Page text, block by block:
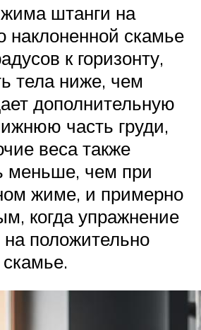
штанги на
наклоненной скамье
к горизонту,
тела ниже, чем
дополнительную
часть груди,
веса также
меньше, чем при
жиме, и примерно
когда упражнение
положительно